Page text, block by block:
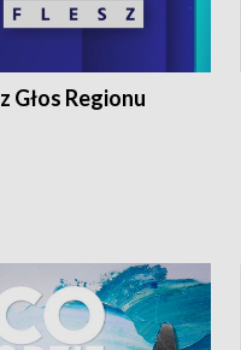
Głos Regionu